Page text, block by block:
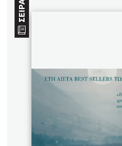
Δημοφιλή Βιβλία
Καθρέφτης